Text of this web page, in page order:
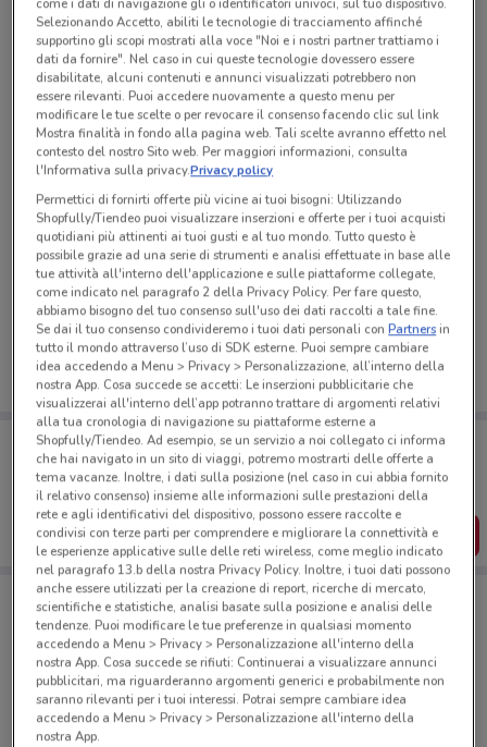
Ci dispiace, al momento non abbiamo pubblicato
volantini nella tua zona. Riprova più tardi.
Porta DoveConviene sempre con te!
Puoi trovare le migliori offerte dei negozi vicino a te,
salvarle e creare la tua lista del risparmio, comodamente
dal tuo cellulare.
SCARICA L’APP
Negozi Eurospin a Lomazzo
Selezionando Accetto, abiliti le tecnologie di tracciamento affinché
supportino gli scopi mostrati alla voce "Noi e i nostri partner trattiamo i
dati da fornire". Nel caso in cui queste tecnologie dovessero essere
disabilitate, alcuni contenuti e annunci visualizzati potrebbero non
essere rilevanti. Puoi accedere nuovamente a questo menu per
modificare le tue scelte o per revocare il consenso facendo clic sul link
Mostra finalità in fondo alla pagina web. Tali scelte avranno effetto nel
contesto del nostro Sito web. Per maggiori informazioni, consulta
l'Informativa sulla privacy.Privacy policy
Permettici di fornirti offerte più vicine ai tuoi bisogni: Utilizzando
Shopfully/Tiendeo puoi visualizzare inserzioni e offerte per i tuoi acquisti
quotidiani più attinenti ai tuoi gusti e al tuo mondo. Tutto questo è
possibile grazie ad una serie di strumenti e analisi effettuate in base alle
tue attività all'interno dell'applicazione e sulle piattaforme collegate,
come indicato nel paragrafo 2 della Privacy Policy. Per fare questo,
abbiamo bisogno del tuo consenso sull'uso dei dati raccolti a tale fine.
Se dai il tuo consenso condivideremo i tuoi dati personali conPartnersin
tutto il mondo attraverso l’uso di SDK esterne. Puoi sempre cambiare
idea accedendo a Menu > Privacy > Personalizzazione, all’interno della
nostra App. Cosa succede se accetti: Le inserzioni pubblicitarie che
visualizzerai all'interno dell’app potranno trattare di argomenti relativi
alla tua cronologia di navigazione su piattaforme esterne a
Shopfully/Tiendeo. Ad esempio, se un servizio a noi collegato ci informa
che hai navigato in un sito di viaggi, potremo mostrarti delle offerte a
tema vacanze. Inoltre, i dati sulla posizione (nel caso in cui abbia fornito
il relativo consenso) insieme alle informazioni sulle prestazioni della
rete e agli identificativi del dispositivo, possono essere raccolte e
condivisi con terze parti per comprendere e migliorare la connettività e
le esperienze applicative sulle delle reti wireless, come meglio indicato
nel paragrafo 13.b della nostra Privacy Policy. Inoltre, i tuoi dati possono
anche essere utilizzati per la creazione di report, ricerche di mercato,
scientifiche e statistiche, analisi basate sulla posizione e analisi delle
tendenze. Puoi modificare le tue preferenze in qualsiasi momento
accedendo a Menu > Privacy > Personalizzazione all'interno della
nostra App. Cosa succede se rifiuti: Continuerai a visualizzare annunci
pubblicitari, ma riguarderanno argomenti generici e probabilmente non
saranno rilevanti per i tuoi interessi. Potrai sempre cambiare idea
accedendo a Menu > Privacy > Personalizzazione all'interno della
nostra App.